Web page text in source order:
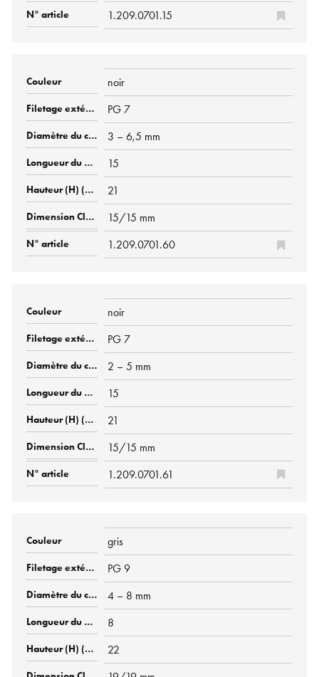
1.209.0701.15
noir
PG 7
3 – 6,5 mm
15
21
15/15 mm
1.209.0701.60
noir
PG 7
2 – 5 mm
15
21
15/15 mm
1.209.0701.61
gris
PG 9
4 – 8 mm
8
22